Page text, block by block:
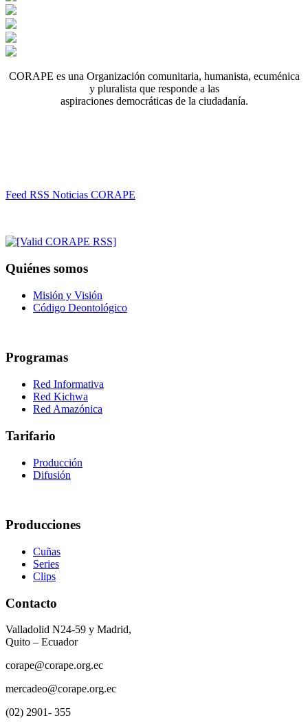
CORAPE es una Organización comunitaria, humanista, ecuménica
y pluralista que responde a las
aspiraciones democráticas de la ciudadanía.
Feed RSS Noticias CORAPE
Quiénes somos
Misión y Visión
Código Deontológico
Programas
Red Informativa
Red Kichwa
Red Amazónica
Tarifario
Producción
Difusión
Producciones
Cuñas
Series
Clips
Contacto
Valladolid N24-59 y Madrid,
Quito – Ecuador
corape@corape.org.ec
mercadeo@corape.org.ec
(02) 2901- 355